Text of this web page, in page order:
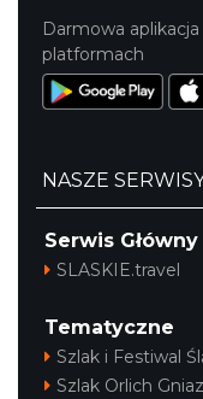
Darmowa aplikacja
platformach
NASZE
Serwis Główny
SLASKIE.travel
Tematyczne
Szlak i Festiwal
Szlak Orlich